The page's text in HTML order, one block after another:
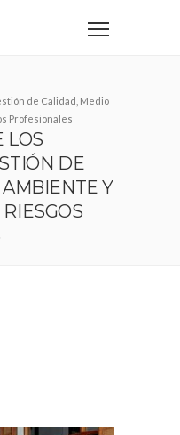
de Calidad, Medio
Profesionales
LOS
DE
Y